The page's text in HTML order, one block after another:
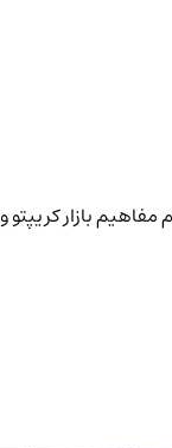
بازار